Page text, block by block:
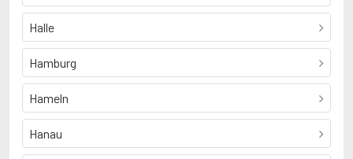
Halle
Hamburg
Hameln
Hanau